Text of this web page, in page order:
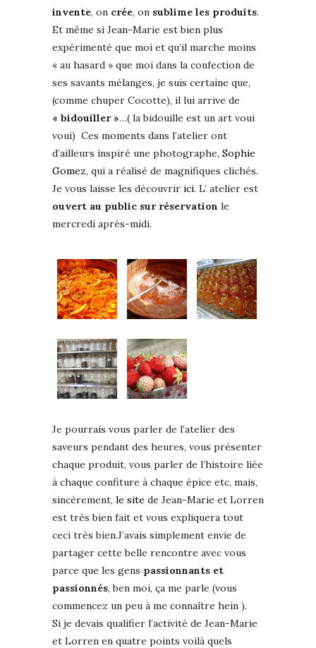
invente, on crée, on sublime les produits.
Et même si Jean-Marie est bien plus
expérimenté que moi et qu’il marche moins
« au hasard » que moi dans la confection de
ses savants mélanges, je suis certaine que,
(comme chuper Cocotte), il lui arrive de
« bidouiller »…( la bidouille est un art voui
voui) Ces moments dans l’atelier ont
d’ailleurs inspiré une photographe, Sophie
Gomez, qui a réalisé de magnifiques clichés.
Je vous laisse les découvrir ici. L’ atelier est
ouvert au public sur réservation le
mercredi après-midi.
Je pourrais vous parler de l’atelier des
saveurs pendant des heures, vous présenter
chaque produit, vous parler de l’histoire liée
à chaque confiture à chaque épice etc, mais,
sincèrement, le site de Jean-Marie et Lorren
est très bien fait et vous expliquera tout
ceci très bien.J’avais simplement envie de
partager cette belle rencontre avec vous
parce que les gens passionnants et
passionnés, ben moi, ça me parle (vous
commencez un peu à me connaître hein ).
Si je devais qualifier l’activité de Jean-Marie
et Lorren en quatre points voilà quels